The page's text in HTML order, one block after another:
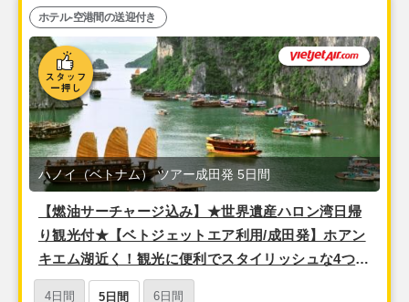
【燃油サーチャージ込み】★世界遺産ハロン湾日帰
り観光付★【ベトジェットエア利用/成田発】ホアン
キエム湖近く！観光に便利でスタイリッシュな4つ星
『ザ・チーブティック・ハノイ（スーペリアルー
ハノイ（ベトナム） ツアー成田発 5日間
ホテル-空港間の送迎付き
4日間 5日間 6日間